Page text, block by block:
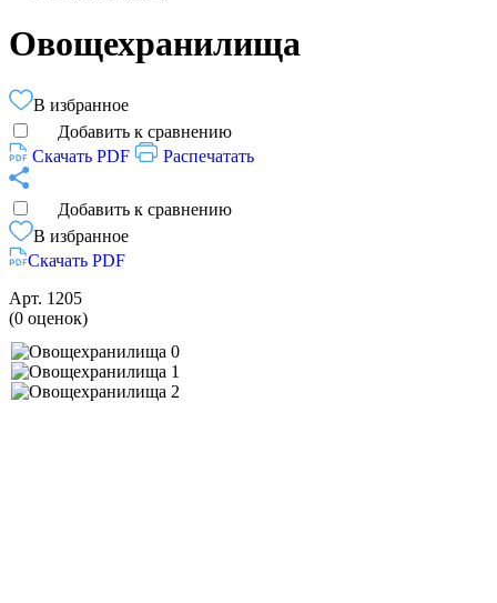
Овощехранилища
В избранное
Добавить к сравнению
Скачать PDF
Распечатать
Добавить к сравнению
В избранное
Скачать PDF
Арт. 1205
(0 оценок)